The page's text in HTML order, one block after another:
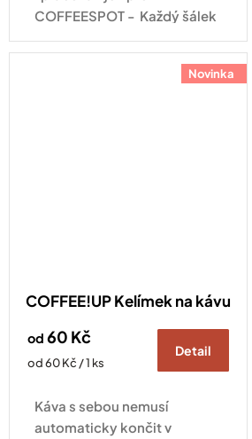
COFFEESPOT - Každý šálek
má svůj příběh.
Novinka
COFFEE!UP Kelímek na kávu
od 60 Kč
Měrná
od 60 Kč / 1 ks
Detail
Káva s sebou nemusí
automaticky končit v